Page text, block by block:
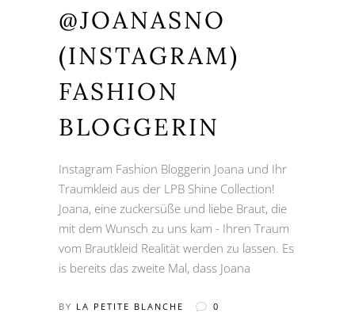
@JOANASNO
(INSTAGRAM)
FASHION
BLOGGERIN
Instagram Fashion Bloggerin Joana und Ihr
Traumkleid aus der LPB Shine Collection!
Joana, eine zuckersüße und liebe Braut, die
mit dem Wunsch zu uns kam - Ihren Traum
vom Brautkleid Realität werden zu lassen. Es
is bereits das zweite Mal, dass Joana
BY LA PETITE BLANCHE
0